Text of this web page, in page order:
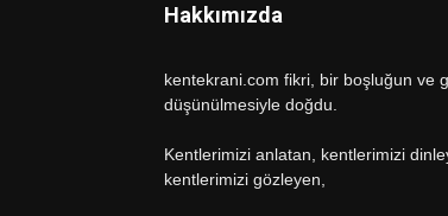
Hakkımızda
kentekrani.com fikri, bir boşluğun ve
düşünülmesiyle doğdu.
Kentlerimizi anlatan, kentlerimizi
kentlerimizi gözleyen,